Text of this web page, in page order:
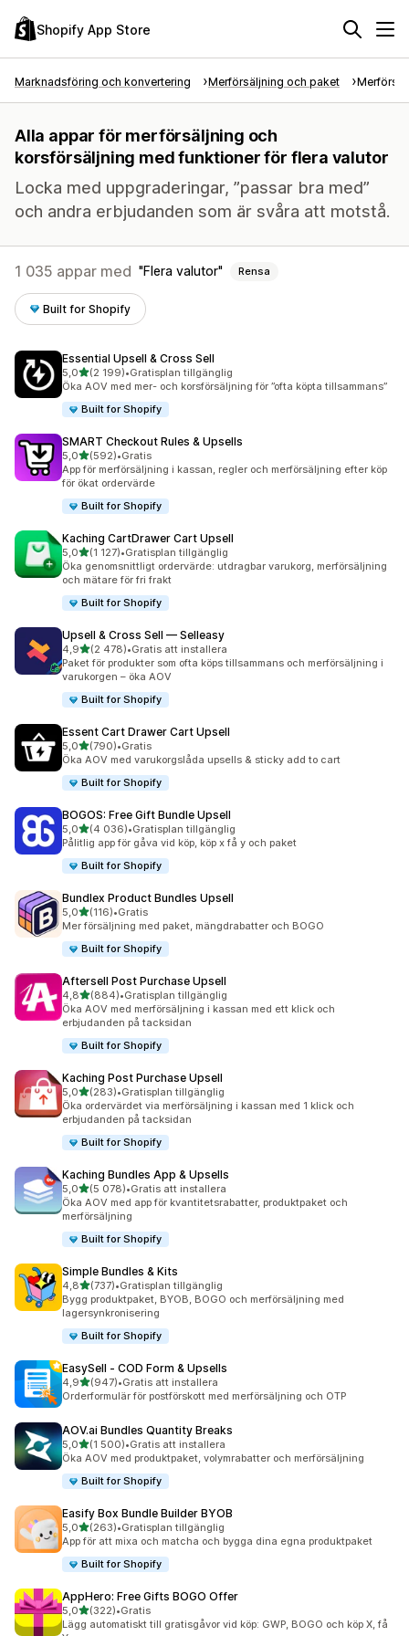
Shopify App Store
Marknadsföring och konvertering Merförsäljning och paket
Alla appar för merförsäljning och
korsförsäljning med funktioner för flera valutor
Locka med uppgraderingar, ”passar bra med”
och andra erbjudanden som är svåra att motstå.
1 035 appar med Flera valutor Rensa
Built for Shopify
Essential Upsell & Cross Sell
5,0av 5 stjärnor
(2 199)
2199 recensioner totalt
•Gratisplan tillgänglig
Öka AOV med mer- och korsförsäljning för ”ofta köpta tillsammans”
Built for Shopify
SMART Checkout Rules & Upsells
5,0av 5 stjärnor
(592)
592 recensioner totalt
•Gratis
App för merförsäljning i kassan, regler och merförsäljning efter köp
för ökat ordervärde
Built for Shopify
Kaching CartDrawer Cart Upsell
5,0av 5 stjärnor
(1 127)
1127 recensioner totalt
•Gratisplan tillgänglig
Öka genomsnittligt ordervärde: utdragbar varukorg, merförsäljning
och mätare för fri frakt
Built for Shopify
Upsell & Cross Sell — Selleasy
4,9av 5 stjärnor
(2 478)
2478 recensioner totalt
•Gratis att installera
Paket för produkter som ofta köps tillsammans och merförsäljning i
varukorgen – öka AOV
Built for Shopify
Essent Cart Drawer Cart Upsell
5,0av 5 stjärnor
(790)
790 recensioner totalt
•Gratis
Öka AOV med varukorgslåda upsells & sticky add to cart
Built for Shopify
BOGOS: Free Gift Bundle Upsell
5,0av 5 stjärnor
(4 036)
4036 recensioner totalt
•Gratisplan tillgänglig
Pålitlig app för gåva vid köp, köp x få y och paket
Built for Shopify
Bundlex Product Bundles Upsell
5,0av 5 stjärnor
(116)
116 recensioner totalt
•Gratis
Mer försäljning med paket, mängdrabatter och BOGO
Built for Shopify
Aftersell Post Purchase Upsell
4,8av 5 stjärnor
(884)
884 recensioner totalt
•Gratisplan tillgänglig
Öka AOV med merförsäljning i kassan med ett klick och
erbjudanden på tacksidan
Built for Shopify
Kaching Post Purchase Upsell
5,0av 5 stjärnor
(283)
283 recensioner totalt
•Gratisplan tillgänglig
Öka ordervärdet via merförsäljning i kassan med 1 klick och
erbjudanden på tacksidan
Built for Shopify
Kaching Bundles App & Upsells
5,0av 5 stjärnor
(5 078)
5078 recensioner totalt
•Gratis att installera
Öka AOV med app för kvantitetsrabatter, produktpaket och
merförsäljning
Built for Shopify
Simple Bundles & Kits
4,8av 5 stjärnor
(737)
737 recensioner totalt
•Gratisplan tillgänglig
Bygg produktpaket, BYOB, BOGO och merförsäljning med
lagersynkronisering
Built for Shopify
EasySell ‑ COD Form & Upsells
4,9av 5 stjärnor
(947)
947 recensioner totalt
•Gratis att installera
Orderformulär för postförskott med merförsäljning och OTP
AOV.ai Bundles Quantity Breaks
5,0av 5 stjärnor
(1 500)
1500 recensioner totalt
•Gratis att installera
Öka AOV med produktpaket, volymrabatter och merförsäljning
Built for Shopify
Easify Box Bundle Builder BYOB
5,0av 5 stjärnor
(263)
263 recensioner totalt
•Gratisplan tillgänglig
App för att mixa och matcha och bygga dina egna produktpaket
Built for Shopify
AppHero: Free Gifts BOGO Offer
5,0av 5 stjärnor
(322)
322 recensioner totalt
•Gratis
Lägg automatiskt till gratisgåvor vid köp: GWP, BOGO och köp X, få